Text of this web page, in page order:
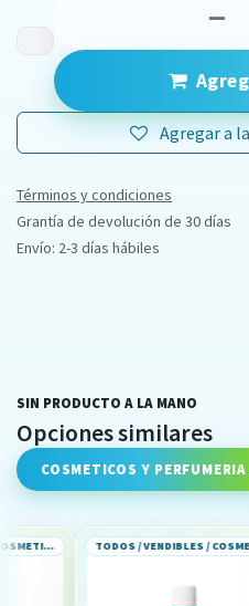
Agregar a
Términos y condiciones
Grantía de devolución de 30 días
Envío: 2-3 días hábiles
SIN PRODUCTO A LA MANO
Opciones similares
COSMETICOS Y PERFUMERIA
TODOS / VENDIBLES / COSMETICOS Y PERFUMERIA TODOS / VENDIBLES / COSMETICOS Y PERFUMERIA